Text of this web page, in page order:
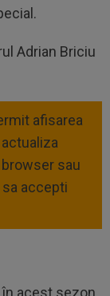
Adrian Briciu
afisarea
sau
accepti
în acest sezon